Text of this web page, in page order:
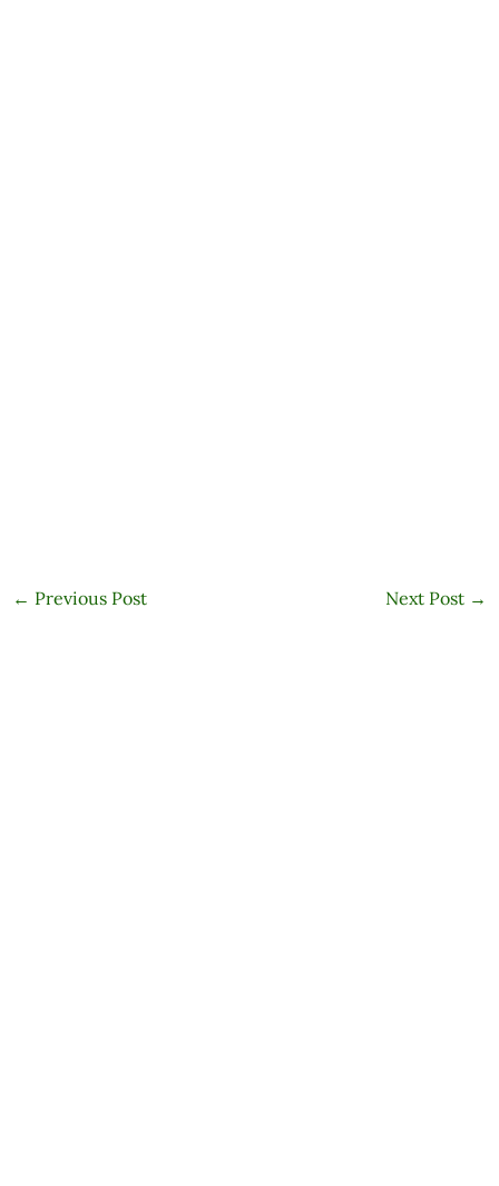
← Previous Post Next Post →